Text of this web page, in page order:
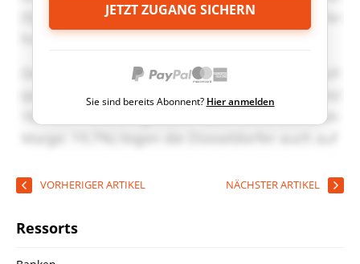
JETZT ZUGANG SICHERN
Sie sind bereits Abonnent? Hier anmelden
VORHERIGER ARTIKEL NÄCHSTER ARTIKEL
Ressorts